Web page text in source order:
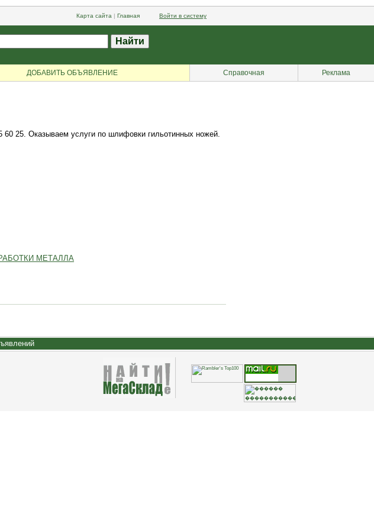
Карта сайта | Главная Войти в систему
ДОБАВИТЬ ОБЪЯВЛЕНИЕ Справочная Реклама
25. Оказываем услуги по шлифовки гильотинных ножей.
МЕТАЛЛА